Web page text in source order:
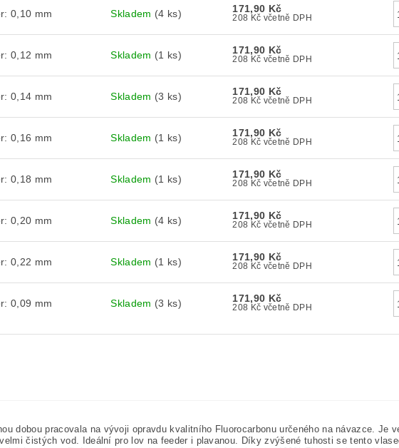
0,10 mm Skladem (4 ks) 171,90 Kč
208 Kč včetně DPH
0,12 mm Skladem (1 ks) 171,90 Kč
208 Kč včetně DPH
0,14 mm Skladem (3 ks) 171,90 Kč
208 Kč včetně DPH
0,16 mm Skladem (1 ks) 171,90 Kč
208 Kč včetně DPH
0,18 mm Skladem (1 ks) 171,90 Kč
208 Kč včetně DPH
0,20 mm Skladem (4 ks) 171,90 Kč
208 Kč včetně DPH
0,22 mm Skladem (1 ks) 171,90 Kč
208 Kč včetně DPH
0,09 mm Skladem (3 ks) 171,90 Kč
208 Kč včetně DPH
dobou pracovala na vývoji opravdu kvalitního Fluorocarbonu určeného na návazce. Je
čistých vod. Ideální pro lov na feeder i plavanou. Díky zvýšené tuhosti se tento